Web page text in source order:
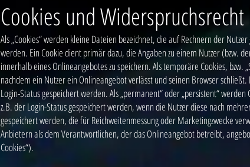
Cookies und
Als „Cookies“ werden kleine Dateien bezeichnet, die auf Rechnern der
werden. Ein Cookie dient primär dazu, die Angaben zu einem Nutzer (bzw.
innerhalb eines Onlineangebotes zu speichern. Als temporäre Cookies, bzw.
nachdem ein Nutzer ein Onlineangebot verlässt und seinen Browser
Login-Status gespeichert werden. Als „permanent“ oder „persistent“
z.B. der Login-Status gespeichert werden, wenn die Nutzer diese nach
gespeichert werden, die für Reichweitenmessung oder Marketingzwecke
Anbietern als dem Verantwortlichen, der das Onlineangebot betreibt,
Cookies“).